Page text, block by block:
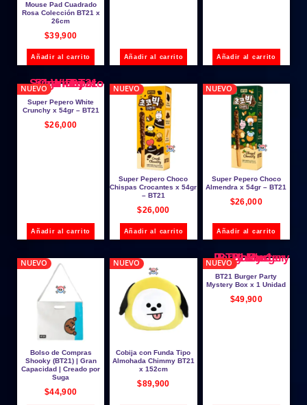
Mouse Pad Cuadrado
Rosa Colección BT21 x
26cm
$39,900
Añadir al carrito Añadir al carrito Añadir al carrito
NUEVO
Super Pepero White
Crunchy x 54gr – BT21
$26,000
Añadir al carrito
NUEVO
Super Pepero Choco
Chispas Crocantes x 54gr
– BT21
$26,000
Añadir al carrito
NUEVO
Super Pepero Choco
Almendra x 54gr – BT21
$26,000
Añadir al carrito
NUEVO
Bolso de Compras
Shooky (BT21) | Gran
Capacidad | Creado por
Suga
$44,900
NUEVO
Cobija con Funda Tipo
Almohada Chimmy BT21
x 152cm
$89,900
NUEVO
BT21 Burger Party
Mystery Box x 1 Unidad
$49,900